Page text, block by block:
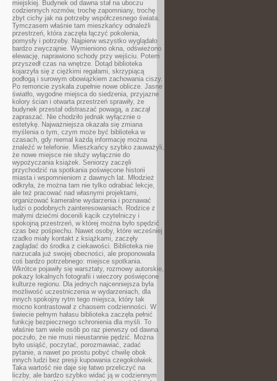
miejskiej. Budynek od dawna stał na uboczu
codziennych rozmów, trochę zapomniany, trochę
zbyt cichy jak na potrzeby współczesnego świata.
Tymczasem właśnie tam mieszkańcy odnaleźli
przestrzeń, która zaczęła łączyć pokolenia,
pomysły i potrzeby. Najpierw wszystko wyglądało
bardzo zwyczajnie. Wymieniono okna, odświeżono
elewację, naprawiono schody przy wejściu. Potem
przyszedł czas na wnętrze. Dotąd biblioteka
kojarzyła się z ciężkimi regałami, skrzypiącą
podłogą i surowym obowiązkiem zachowania ciszy.
Po remoncie zyskała zupełnie nowe oblicze. Jasne
światło, wygodne miejsca do siedzenia, przyjazne
kolory ścian i otwarta przestrzeń sprawiły, że
budynek przestał odstraszać powagą, a zaczął
zapraszać. Nie chodziło jednak wyłącznie o
estetykę. Najważniejsza okazała się zmiana
myślenia o tym, czym może być biblioteka w
czasach, gdy niemal każdą informację można
znaleźć w telefonie. Mieszkańcy szybko zauważyli,
że nowe miejsce nie służy wyłącznie do
wypożyczania książek. Seniorzy zaczęli
przychodzić na spotkania poświęcone historii
miasta i wspomnieniom z dawnych lat. Młodzież
odkryła, że można tam nie tylko odrabiać lekcje,
ale też pracować nad własnymi projektami,
organizować kameralne wydarzenia i poznawać
ludzi o podobnych zainteresowaniach. Rodzice z
małymi dziećmi docenili kącik czytelniczy i
spokojną przestrzeń, w której można było spędzić
czas bez pośpiechu. Nawet osoby, które wcześniej
rzadko miały kontakt z książkami, zaczęły
zaglądać do środka z ciekawości. Biblioteka nie
narzucała już swojej obecności, ale proponowała
coś bardzo potrzebnego: miejsce spotkania.
Wkrótce pojawiły się warsztaty, rozmowy autorskie,
pokazy lokalnych fotografii i wieczory poświęcone
kulturze regionu. Dla jednych najcenniejsza była
możliwość uczestniczenia w wydarzeniach, dla
innych spokojny rytm tego miejsca, który tak
mocno kontrastował z chaosem codzienności. W
świecie pełnym hałasu biblioteka zaczęła pełnić
funkcję bezpiecznego schronienia dla myśli. To
właśnie tam wiele osób po raz pierwszy od dawna
poczuło, że nie musi nieustannie pędzić. Można
było usiąść, poczytać, porozmawiać, zadać
pytanie, a nawet po prostu pobyć chwilę obok
innych ludzi bez presji kupowania czegokolwiek.
Taka wartość nie daje się łatwo przeliczyć na
liczby, ale bardzo szybko widać ją w codziennym